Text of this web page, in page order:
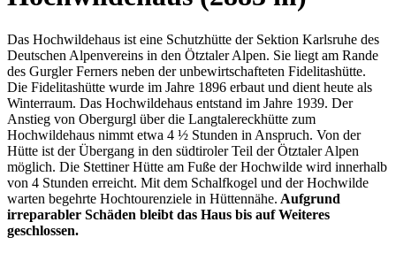
Das Hochwildehaus ist eine Schutzhütte der Sektion Karlsruhe des
Deutschen Alpenvereins in den Ötztaler Alpen. Sie liegt am Rande
des Gurgler Ferners neben der unbewirtschafteten Fidelitashütte.
Die Fidelitashütte wurde im Jahre 1896 erbaut und dient heute als
Winterraum. Das Hochwildehaus entstand im Jahre 1939. Der
Anstieg von Obergurgl über die Langtalereckhütte zum
Hochwildehaus nimmt etwa 4 ½ Stunden in Anspruch. Von der
Hütte ist der Übergang in den südtiroler Teil der Ötztaler Alpen
möglich. Die Stettiner Hütte am Fuße der Hochwilde wird innerhalb
von 4 Stunden erreicht. Mit dem Schalfkogel und der Hochwilde
warten begehrte Hochtourenziele in Hüttennähe. Aufgrund
irreparabler Schäden bleibt das Haus bis auf Weiteres
geschlossen.